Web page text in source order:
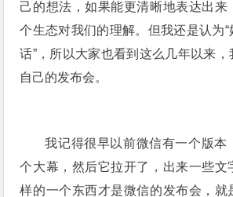
己的想法，如果能更清晰地表达出来
个生态对我们的理解。但我还是认为
话”，所以大家也看到这么几年以来
自己的发布会。
我记得很早以前微信有一个版本
个大幕，然后它拉开了，出来一些文
样的一个东西才是微信的发布会，就